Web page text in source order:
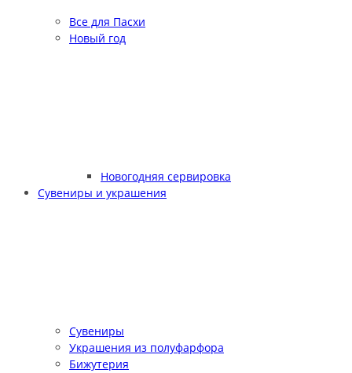
Все для Пасхи
Новый год
Новогодняя сервировка
Сувениры и украшения
Сувениры
Украшения из полуфарфора
Бижутерия